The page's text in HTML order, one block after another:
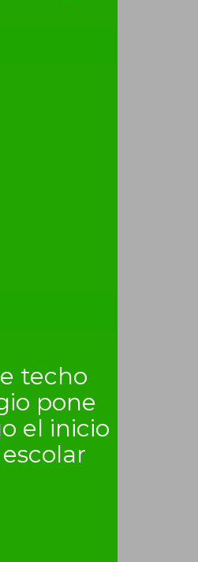
techo
pone
el inicio